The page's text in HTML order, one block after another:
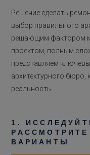
Решение сделать
выбор правильного
решающим фактором
проектом, полным
представляем
архитектурного бюро,
реальность.
1.
ВАРИАНТЫ